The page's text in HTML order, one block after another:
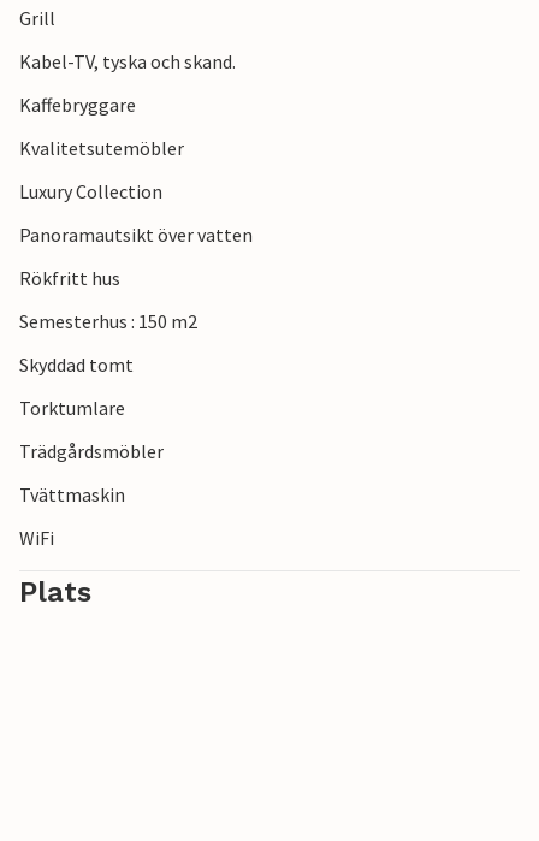
Ni kan se fram emot en semester i detta vackra, ljusa hus
som ni kommer att minnas länge.
Grill
Kabel-TV, tyska och skand.
Kaffebryggare
Kvalitetsutemöbler
Luxury Collection
Panoramautsikt över vatten
Rökfritt hus
Semesterhus : 150 m2
Skyddad tomt
Torktumlare
Trädgårdsmöbler
Tvättmaskin
WiFi
Plats